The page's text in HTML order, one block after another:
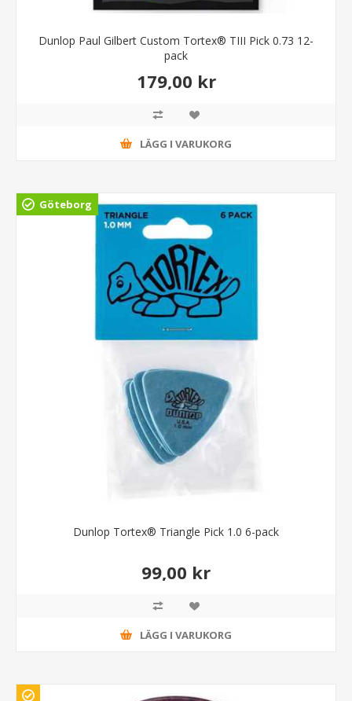
Dunlop Paul Gilbert Custom Tortex® TIII Pick 0.73 12-
pack
179,00 kr
LÄGG I VARUKORG
Göteborg
Dunlop Tortex® Triangle Pick 1.0 6-pack
99,00 kr
LÄGG I VARUKORG